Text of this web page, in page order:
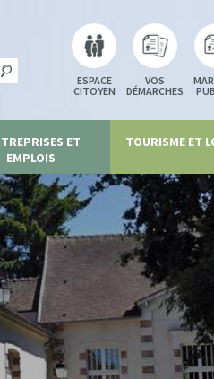
ESPACE
CITOYEN
VOS
DÉMARCHES
ET
EMPLOIS
TOURISME ET